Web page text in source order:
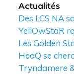
Actualités
Des LCS NA
YellOwStaR
Les Golden
HeaQ se
Tryndamere